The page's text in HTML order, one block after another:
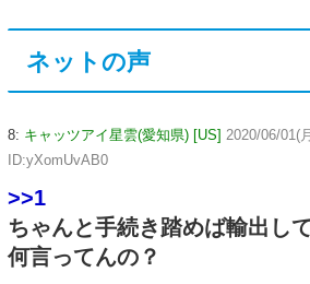
ネットの声
8: キャッツアイ星雲(愛知県) [US] 2020/06/01(
ID:yXomUvAB0
>>1
ちゃんと手続き踏めば輸出し
何言ってんの？